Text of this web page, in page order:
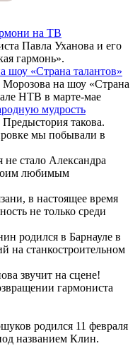
на ТВ
Павла Уханова и его
гармонь».
«Страна талантов»
на шоу «Страна
НТВ в марте-мае
мудрость
такова.
мы побывали в
стало Александра
любимым
в настоящее время
не только среди
родился в Барнауле в
на станкостроительном
звучит на сцене!
гармониста
родился 11 февраля
названием Клин.